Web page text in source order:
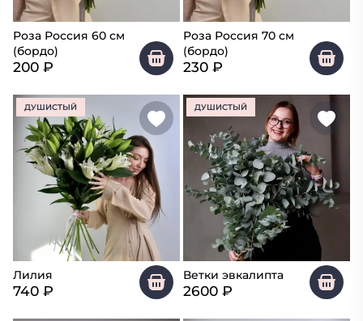
Роза Россия 60 см
(бордо)
200 ₽
Роза Россия 70 см
(бордо)
230 ₽
ДУШИСТЫЙ
Лилия
740 ₽
ДУШИСТЫЙ
Ветки эвкалипта
2600 ₽